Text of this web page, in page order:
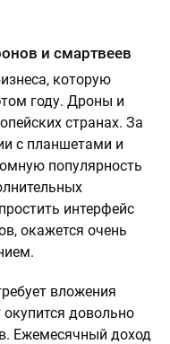
и смартвеев
которую
году. Дроны и
странах. За
с планшетами и
популярность
интерфейс
окажется очень
вложения
довольно
Ежемесячный доход